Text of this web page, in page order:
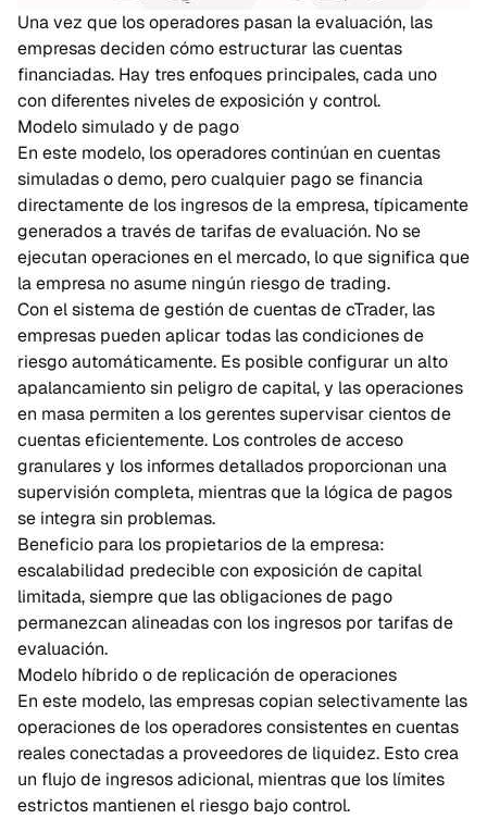
Una vez que los operadores pasan la evaluación, las
empresas deciden cómo estructurar las cuentas
financiadas. Hay tres enfoques principales, cada uno
con diferentes niveles de exposición y control.
Modelo simulado y de pago
En este modelo, los operadores continúan en cuentas
simuladas o demo, pero cualquier pago se financia
directamente de los ingresos de la empresa, típicamente
generados a través de tarifas de evaluación. No se
ejecutan operaciones en el mercado, lo que significa que
la empresa no asume ningún riesgo de trading.
Con el sistema de gestión de cuentas de cTrader, las
empresas pueden aplicar todas las condiciones de
riesgo automáticamente. Es posible configurar un alto
apalancamiento sin peligro de capital, y las operaciones
en masa permiten a los gerentes supervisar cientos de
cuentas eficientemente. Los controles de acceso
granulares y los informes detallados proporcionan una
supervisión completa, mientras que la lógica de pagos
se integra sin problemas.
Beneficio para los propietarios de la empresa:
escalabilidad predecible con exposición de capital
limitada, siempre que las obligaciones de pago
permanezcan alineadas con los ingresos por tarifas de
evaluación.
Modelo híbrido o de replicación de operaciones
En este modelo, las empresas copian selectivamente las
operaciones de los operadores consistentes en cuentas
reales conectadas a proveedores de liquidez. Esto crea
un flujo de ingresos adicional, mientras que los límites
estrictos mantienen el riesgo bajo control.